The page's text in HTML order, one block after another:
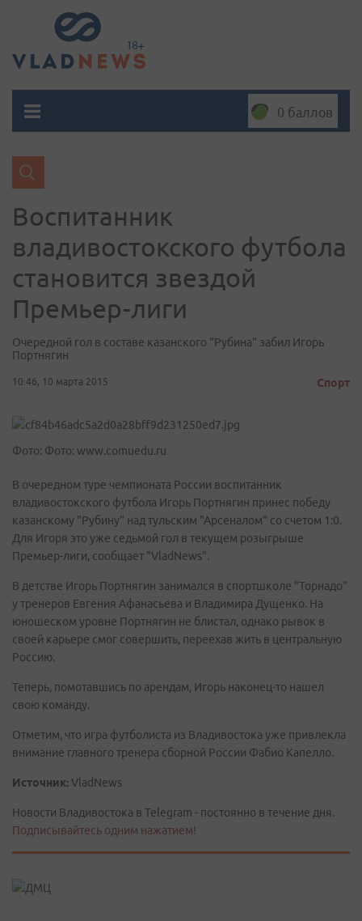
0 баллов
Воспитанник
владивостокского футбола
становится звездой
Премьер-лиги
Очередной гол в составе казанского "Рубина" забил Игорь
Портнягин
10:46, 10 марта 2015 Спорт
Фото: Фото: www.comuedu.ru
В очередном туре чемпионата России воспитанник
владивостокского футбола Игорь Портнягин принес победу
казанскому "Рубину" над тульским "Арсеналом" со счетом 1:0.
Для Игоря это уже седьмой гол в текущем розыгрыше
Премьер-лиги, сообщает "VladNews".
В детстве Игорь Портнягин занимался в спортшколе "Торнадо"
у тренеров Евгения Афанасьева и Владимира Дущенко. На
юношеском уровне Портнягин не блистал, однако рывок в
своей карьере смог совершить, переехав жить в центральную
Россию.
Теперь, помотавшись по арендам, Игорь наконец-то нашел
свою команду.
Отметим, что игра футболиста из Владивостока уже привлекла
внимание главного тренера сборной России Фабио Капелло.
Источник:VladNews
Новости Владивостока в Telegram - постоянно в течение дня.
Подписывайтесь одним нажатием!